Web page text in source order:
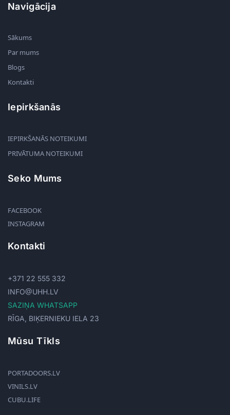
Navigācija
Sākums
Par mums
Blogs
Kontakti
Iepirkšanās
IEPIRKŠANĀS NOTEIKUMI
PRIVĀTUMA NOTEIKUMI
Seko Mums
FACEBOOK
INSTAGRAM
Kontakti
+371 22 555 332
INFO@UHH.LV
SAZIŅA WHATSAPP
RĪGA, BIĶERNIEKU IELA 23
Mūsu Tīkls
PORTADOORS.LV
VINILS.LV
CUBU.LIFE